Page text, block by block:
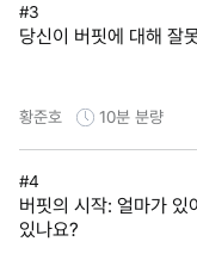
#3
당신이 버핏에 대해 잘
황준호 10분 분량
#4
버핏의 시작: 얼마가 있
있나요?